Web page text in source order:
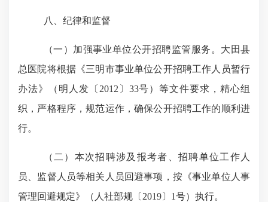
八、纪律和监督
（一）加强事业单位公开招聘监管服务。大田县
总医院将根据《三明市事业单位公开招聘工作人员暂行
办法》（明人发〔 2012〕33号）等文件要求，精心组
织，严格程序，规范运作，确保公开招聘工作的顺利进
行。
（二）本次招聘涉及报考者、招聘单位工作人
员、监督人员等相关人员回避事项，按《事业单位人事
管理回避规定》（人社部规〔 2019〕1号）执行。